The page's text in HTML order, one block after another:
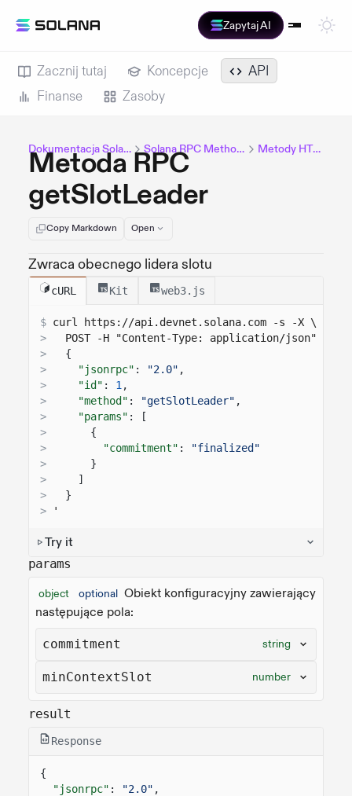
Zapytaj AI
Zacznij tutaj Koncepcje
API
Finanse
Zasoby
Dokumentacja Solana Solana RPC Methods Metody HTTP
Metoda RPC
getSlotLeader
Copy Markdown Open
Zwraca obecnego lidera slotu
cURL Kit web3.js
$ curl https://api.devnet.solana.com -s -X \
>
POST -H "Content-Type: application/json" -d
>
{
>
"jsonrpc" : "2.0" ,
>
"id" : 1 ,
>
"method" : "getSlotLeader" ,
>
"params" : [
>
{
>
"commitment" :
"finalized"
>
}
>
]
>
}
>
'
Try it
params
object optional Obiekt konfiguracyjny zawierający
następujące pola:
commitment string
minContextSlot number
result
Response
{
"jsonrpc" : "2.0" ,